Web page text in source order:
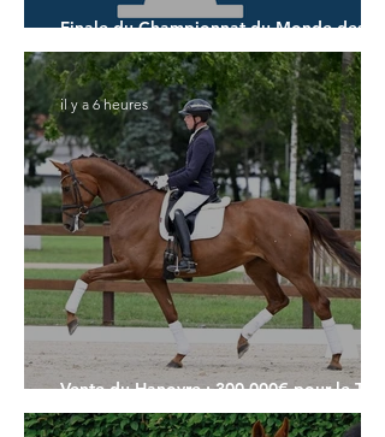
Finale du Championnat du Monde des 7
ans
Vente du Hanovre : 300.000€ pour le Top
Price
il y a 6 heures